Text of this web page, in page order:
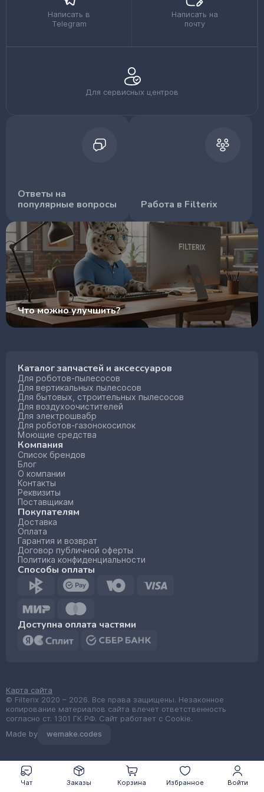
Войти
Заказы Избранное
Чат Корзина
Написать в
Telegram
Написать на
почту
Для сервисных центров
Ответы на
популярные вопросы
Работа в Filterix
Что можно улучшить?
Каталог запчастей и аксессуаров
Для роботов-пылесосов
Для вертикальных пылесосов
Для бытовых, строительных пылесосов
Для воздухоочистителей
Для электрошвабр
Для роботов-газонокосилок
Моющие средства
Компания
Список брендов
Блог
О компании
Контакты
Реквизиты
Поставщикам
Покупателям
Доставка
Оплата
Гарантия и возврат
Договор публичной оферты
Политика конфиденциальности
Способы оплаты
Доступна оплата частями
© Filterix 2020 – 2026. Все права защищены. Незаконное
копирование материалов сайта влечет ответственность
согласно ст. 1301 ГК РФ. Сайт работает с Cookie.
Карта сайта
Made by wemake.codes